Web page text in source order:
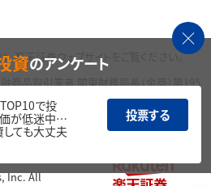
楽天証券ウェブサイトをご覧ください。
商品取引業者 関東財務局長（金商）第195
社団法人金融先物取引業協会、日本商品
種金融商品取引業協会、一般社団法人資
Inc. All
資のアンケート
で投
価が低迷中…
ても大丈夫
投票する